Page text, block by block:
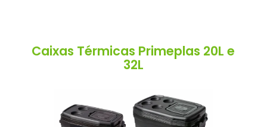
Caixas Térmicas Primeplas 20L e
32L